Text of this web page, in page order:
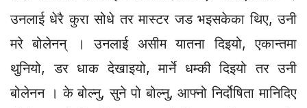
उनलाई धेरै कुरा सोधे तर मास्टर जड भइसकेका थिए, उनी
मरे बोलेनन् । उनलाई असीम यातना दिइयो, एकान्तमा
थुनियो, डर धाक देखाइयो, मार्ने धम्की दिइयो तर उनी
बोलेनन । के बोल्नु, सुने पो बोल्नु, आफ्नो निर्दोषिता मानिदिए